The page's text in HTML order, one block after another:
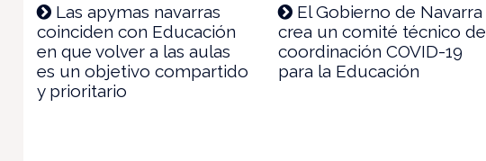
Las apymas navarras
coinciden con Educación
en que volver a las aulas
es un objetivo compartido
y prioritario
El Gobierno de Navarra
crea un comité técnico de
coordinación COVID-19
para la Educación